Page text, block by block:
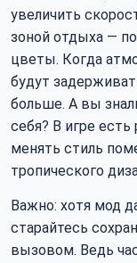
увеличить
зоной отдыха —
цветы. Когда
будут
больше. А вы
себя? В игре
менять стиль
тропического
Важно: хотя мод
старайтесь
вызовом. Ведь